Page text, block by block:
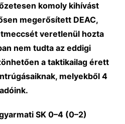
komoly kihívást
megerősített DEAC,
veretlenül hozta
nem tudta az eddigi
a taktikailag érett
melyekből 4
SK 0–4 (0–2)